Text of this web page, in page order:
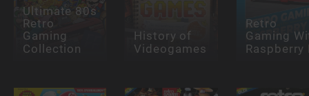
Ultimate 80s
Retro
Gaming
Collection
History of
Videogames
Retro
Gaming
Raspberry